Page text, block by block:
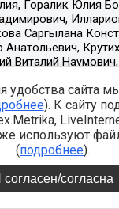
сайта
). К сайту
используют
(подробнее).
согласен/согласна